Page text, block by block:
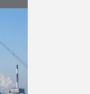
la
de